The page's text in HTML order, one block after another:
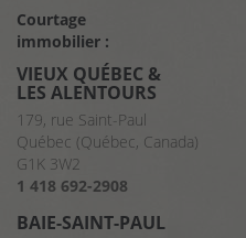
Courtage
immobilier :
VIEUX QUÉBEC &
LES ALENTOURS
179, rue Saint-Paul
Québec (Québec, Canada)
G1K 3W2
1 418 692-2908
BAIE-SAINT-PAUL